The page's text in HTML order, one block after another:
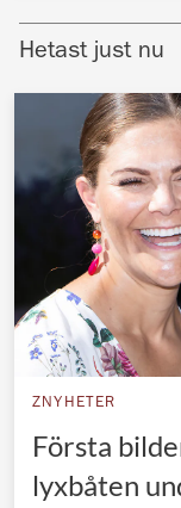
Hetast just nu
ZNYHETER
Första
lyxbåten